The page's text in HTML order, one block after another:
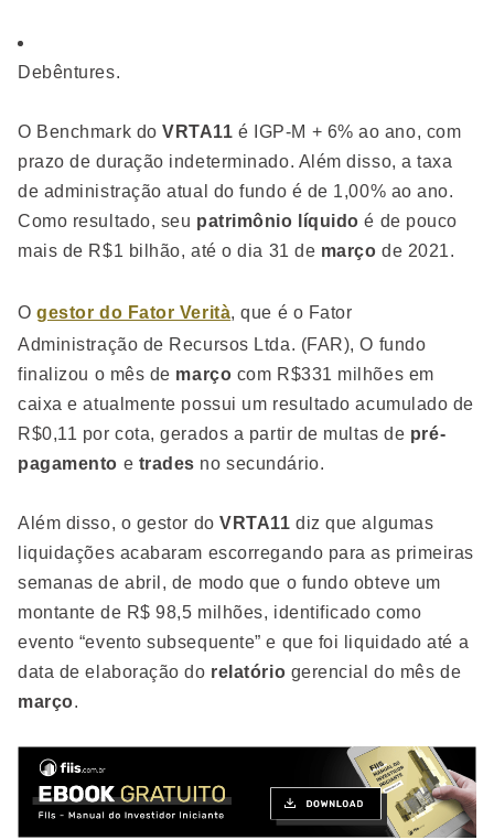
Debêntures.
O Benchmark doVRTA11 é IGP-M + 6% ao ano, com
prazo de duração indeterminado. Além disso, a taxa
de administração atual do fundo é de 1,00% ao ano.
Como resultado, seu patrimônio líquido é de pouco
mais de R$1 bilhão, até o dia 31 de março de 2021.
Ogestor do Fator Verità, que é o Fator
Administração de Recursos Ltda. (FAR), O fundo
finalizou o mês de março com R$331 milhões em
caixa e atualmente possui um resultado acumulado de
R$0,11 por cota, gerados a partir de multas de pré-
pagamento e trades no secundário.
Além disso, o gestor doVRTA11 diz que algumas
liquidações acabaram escorregando para as primeiras
semanas de abril, de modo que o fundo obteve um
montante de R$ 98,5 milhões, identificado como
evento “evento subsequente” e que foi liquidado até a
data de elaboração do relatório gerencial do mês de
março.